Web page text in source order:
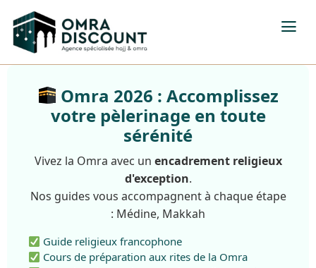
Omra 2026 : Accomplissez
votre pèlerinage en toute
sérénité
Vivez la Omra avec un encadrement religieux
d'exception.
Nos guides vous accompagnent à chaque étape
: Médine, Makkah
Guide religieux francophone
Cours de préparation aux rites de la Omra